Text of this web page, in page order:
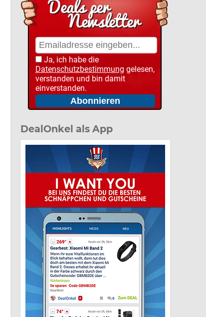
Ja, ich habe die
Datenschutzbestimmung gelesen,
verstanden und bin damit
einverstanden.
DealOnkel als App